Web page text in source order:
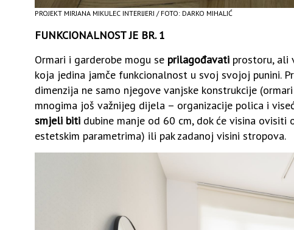
PROJEKT MIRJANA MIKULEC INTERIJERI / FOTO: DARKO MIHALIĆ
FUNKCIONALNOST JE BR. 1
Ormari i garderobe mogu se prilagođavati prostoru, ali
koja jedina jamče funkcionalnost u svoj svojoj punini.
dimenzija ne samo njegove vanjske konstrukcije
mnogima još važnijeg dijela – organizacije polica i
smjeli biti dubine manje od 60 cm, dok će visina
estetskim parametrima) ili pak zadanoj visini stropova.